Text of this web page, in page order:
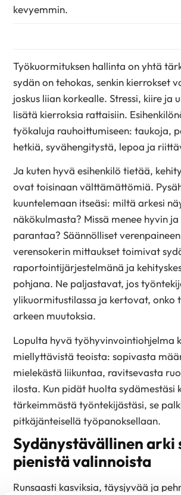
kevyemmin.
Työkuormituksen hallinta on yhtä
sydän on tehokas, senkin kierrokset
joskus liian korkealle. Stressi, kiire ja
lisätä kierroksia rattaisiin.
työkaluja rauhoittumiseen: taukoja,
hetkiä, syvähengitystä, lepoa ja
Ja kuten hyvä esihenkilö tietää,
ovat toisinaan välttämättömiä.
kuuntelemaan itseäsi: miltä arkesi
näkökulmasta? Missä menee hyvin ja
parantaa? Säännölliset
verensokerin mittaukset toimivat
raportointijärjestelmänä ja
pohjana. Ne paljastavat, jos
ylikuormitustilassa ja kertovat, onko
arkeen muutoksia.
Lopulta hyvä työhyvinvointi­ohjelma
miellyttävistä teoista: sopivasta
mielekästä liikuntaa, ravitsevasta
ilosta. Kun pidät huolta sydämestäsi
tärkeimmästä työntekijästäsi, se
pitkäjänteisellä työpanoksellaan.
Sydänystävällinen arki
pienistä valinnoista
Runsaasti kasviksia, täysjyvää ja